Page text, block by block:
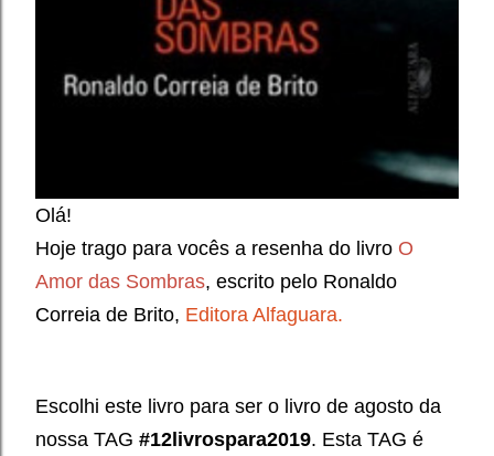
Olá!
Hoje trago para vocês a resenha do livro O
Amor das Sombras, escrito pelo Ronaldo
Correia de Brito, Editora Alfaguara.
Escolhi este livro para ser o livro de agosto da
nossa TAG #12livrospara2019. Esta TAG é